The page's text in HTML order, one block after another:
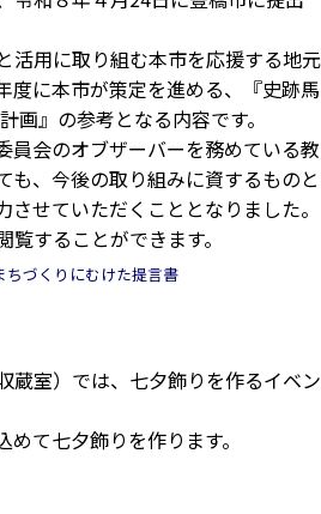
活用に取り組む本市を応援する地元
度に本市が策定を進める、『史跡馬
画』の参考となる内容です。
員会のオブザーバーを務めている教
も、今後の取り組みに資するものと
させていただくこととなりました。
することができます。
ちづくりにむけた提言書
蔵室）では、七夕飾りを作るイベン
めて七夕飾りを作ります。